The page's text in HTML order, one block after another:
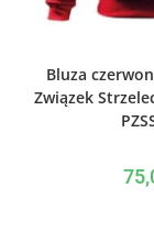
Bluza
Związek